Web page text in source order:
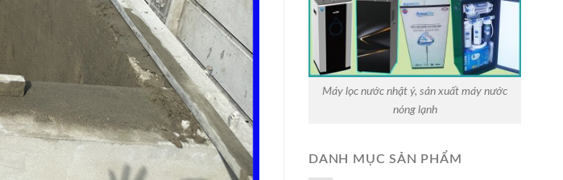
Máy lọc nước nhật ý, sản xuất máy nước
nóng lạnh
DANH MỤC SẢN PHẨM